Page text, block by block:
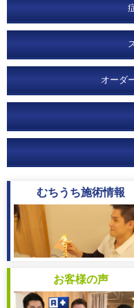
オーダ
むちうち施術情報
お客様の声